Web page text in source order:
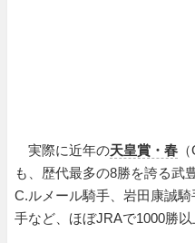
実際に近年の天皇賞・春
も、歴代最多の8勝を誇る武
C.ルメール騎手、岩田康誠
手など、ほぼJRAで1000勝